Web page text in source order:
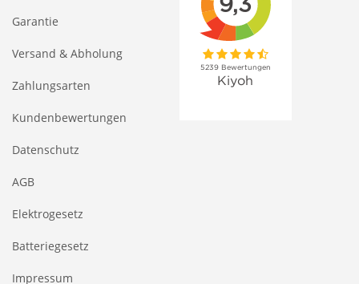
Garantie
Versand & Abholung
Zahlungsarten
Kundenbewertungen
Datenschutz
AGB
Elektrogesetz
Batteriegesetz
Impressum